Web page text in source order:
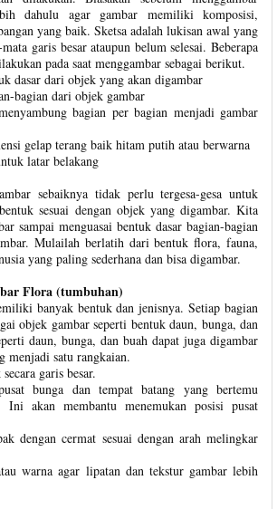
dahulu agar gambar memiliki komposisi,
yang baik. Sketsa adalah lukisan awal yang
garis besar ataupun belum selesai. Beberapa
pada saat menggambar sebagai berikut.
dasar dari objek yang akan digambar
bagian dari objek gambar
bagian per bagian menjadi gambar
gelap terang baik hitam putih atau berwarna
latar belakang
sebaiknya tidak perlu tergesa-gesa untuk
sesuai dengan objek yang digambar. Kita
sampai menguasai bentuk dasar bagian-bagian
Mulailah berlatih dari bentuk flora, fauna,
yang paling sederhana dan bisa digambar.
Flora (tumbuhan)
banyak bentuk dan jenisnya. Setiap bagian
objek gambar seperti bentuk daun, bunga, dan
daun, bunga, dan buah dapat juga digambar
menjadi satu rangkaian.
garis besar.
bunga dan tempat batang yang bertemu
Ini akan membantu menemukan posisi pusat
dengan cermat sesuai dengan arah melingkar
warna agar lipatan dan tekstur gambar lebih